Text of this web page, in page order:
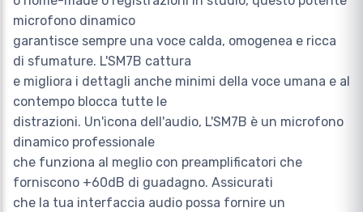
microfono dinamico
garantisce sempre una voce calda, omogenea e ricca
di sfumature. L'SM7B cattura
e migliora i dettagli anche minimi della voce umana e al
contempo blocca tutte le
distrazioni. Un'icona dell'audio, L'SM7B è un microfono
dinamico professionale
che funziona al meglio con preamplificatori che
forniscono +60dB di guadagno. Assicurati
che la tua interfaccia audio possa fornire un